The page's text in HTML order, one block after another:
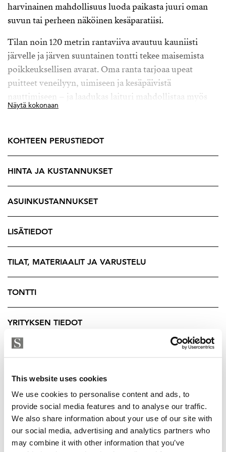
This website uses cookies
We use cookies to personalise content and ads, to
provide social media features and to analyse our traffic.
We also share information about your use of our site with
our social media, advertising and analytics partners who
may combine it with other information that you’ve
harvinainen mahdollisuus luoda paikasta juuri oman
suvun tai perheen näköinen kesäparatiisi.
Tilan noin 120 metrin rantaviiva avautuu kauniisti
järvelle ja järven suuntainen tontti tekee maisemista
poikkeuksellisen avarat. Oma ranta tarjoaa upeat
puitteet veneilyyn, uimiseen ja kesäpäivistä
nauttimiseen – ja laadukas laituri mahdollistaa myös
isommankin veneen pitämisen omassa rannassa.
kokonaisuuden. Saunailloissa yhdistyvät moderni
mukavuus ja aito suomalainen järvitunnelma, jonka
Pyhäjärven maisemat tekevät erityiseksi kaikkina
vuodenaikoina.
ainutlaatuinen mahdollisuus. Vanhoista rakennuksista
voi rakentua esimerkiksi vierasmajoitusta, juhlatiloja,
harrastekäyttöä tai kokonainen suvun yhteinen
kesäpaikka useammallekin sukupolvelle. Tällaisia
monien rakennusten rantatiloja tulee markkinoille
Päärakennus on alun perin vakituiseen asumiseen
tarkoitettu koti, mutta toimii erinomaisesti myös
vapaa-ajan asuntona. Tämä antaa uudelle omistajalle
joko ympärivuotisena kotina, kakkosasuntona tai
perinteisenä mökkipaikkana. Runsaat tilat ja
maalaismiljöö tarjoavat viihtyisät puitteet niin arkeen
kuin lomailuun.
Sijainti on elämyksellinen myös vesiteitse liikkuvalle.
Näytä kokonaan
KOHTEEN PERUSTIEDOT
HINTA JA KUSTANNUKSET
ASUINKUSTANNUKSET
LISÄTIEDOT
TILAT, MATERIAALIT JA VARUSTELU
TONTTI
YRITYKSEN TIEDOT